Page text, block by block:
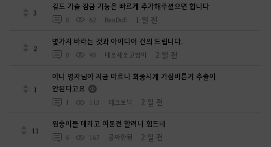
3
길드 기술 잠금 기능은 빠르게 추가해주셨으면 합니다
0 62 BenDoll 1 일 전
2
몇가지 바라는 것과 아이디어 건의 드립니다.
0 93 네모세모고먐미 2 일 전
1
아니 영자님아 지금 마르니 회중시계 가심바른거 추출이
안된다고요
1 113 테크토닉 2 일 전
11
원숭이들 데리고 여론전 할려니 힘드네
4 167 공짜안됨 2 일 전